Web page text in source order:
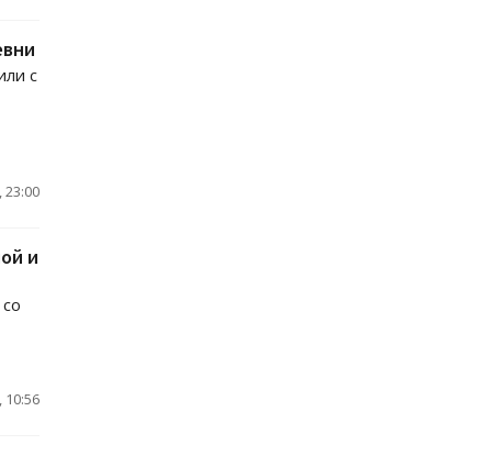
с
23:00
и
10:56